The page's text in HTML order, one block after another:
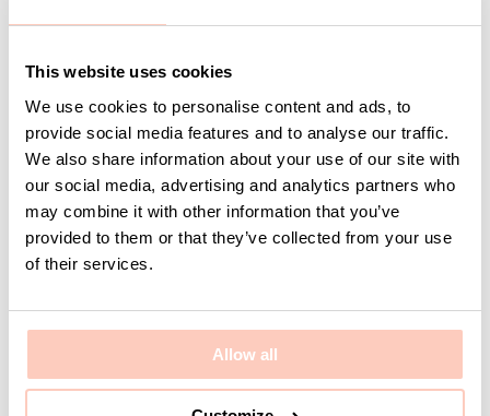
This website uses cookies
We use cookies to personalise content and ads, to
provide social media features and to analyse our traffic.
We also share information about your use of our site with
our social media, advertising and analytics partners who
may combine it with other information that you’ve
provided to them or that they’ve collected from your use
of their services.
Allow all
Väggskena 1800 mm
Grå
Artikelnummer 8-905-
95